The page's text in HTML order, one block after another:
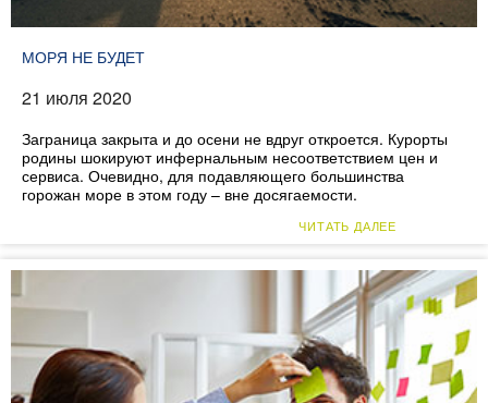
МОРЯ НЕ БУДЕТ
21 июля 2020
Заграница закрыта и до осени не вдруг откроется. Курорты
родины шокируют инфернальным несоответствием цен и
сервиса. Очевидно, для подавляющего большинства
горожан море в этом году – вне досягаемости.
ЧИТАТЬ ДАЛЕЕ